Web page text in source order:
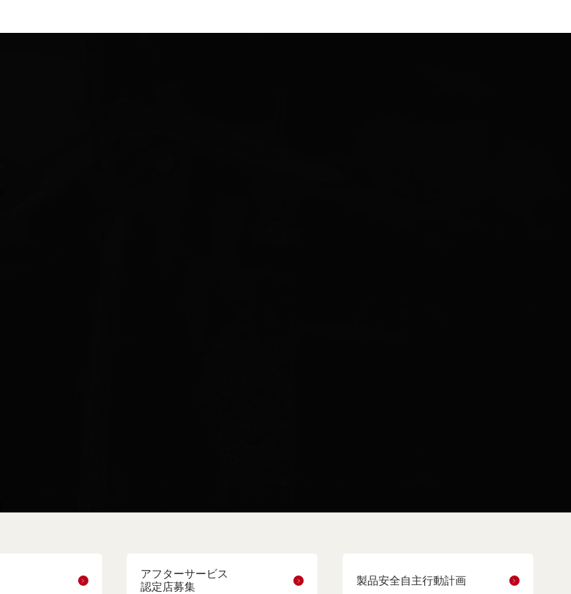
アフターサービス
認定店募集
製品安全自主行動計画